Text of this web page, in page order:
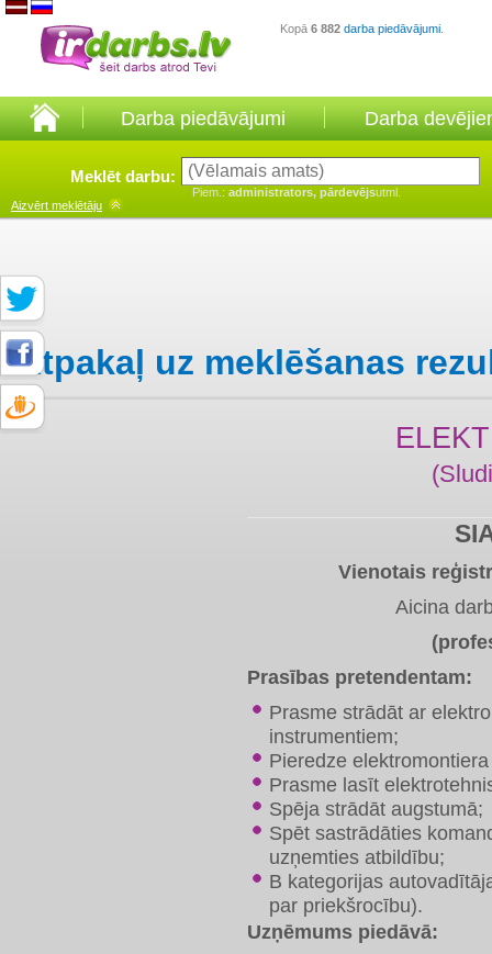
Kopā 6 882 darba piedāvājumi
Darba piedāvājumi Darba
Meklēt darbu:
Piem.: administrators, pārdevējsutml.
Aizvērt meklētāju
Atpakaļ uz meklēšanas
Vienotais
Aicina
Prasības pretendentam:
Prasme strādāt ar
instrumentiem;
Pieredze
Prasme lasīt
Spēja strādāt augstumā;
Spēt sastrādāties
uzņemties atbildību;
B kategorijas
par priekšrocību).​
Uzņēmums piedāvā: